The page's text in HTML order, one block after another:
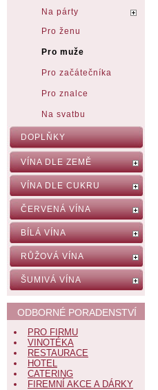
Na párty
Pro ženu
Pro muže
Pro začátečníka
Pro znalce
Na svatbu
DOPLŇKY
VÍNA DLE ZEMĚ
VÍNA DLE CUKRU
ČERVENÁ VÍNA
BÍLÁ VÍNA
RŮŽOVÁ VÍNA
ŠUMIVÁ VÍNA
ODBORNÉ PORADENSTVÍ
PRO FIRMU
VINOTÉKA
RESTAURACE
HOTEL
CATERING
FIREMNÍ AKCE A DÁRKY